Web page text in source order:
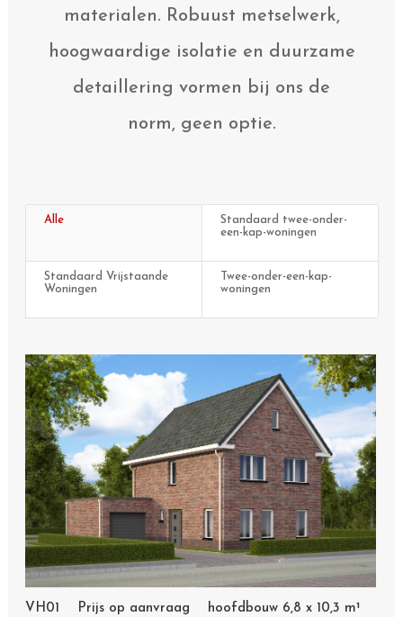
materialen. Robuust metselwerk,
hoogwaardige isolatie en duurzame
detaillering vormen bij ons de
norm, geen optie.
Alle
Standaard twee-onder-
een-kap-woningen
Standaard Vrijstaande
Woningen
Twee-onder-een-kap-
woningen
VH01 Prijs op aanvraag hoofdbouw 6,8 x 10,3 m¹